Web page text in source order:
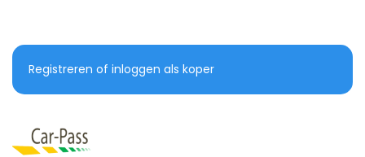
Registreren of inloggen als koper